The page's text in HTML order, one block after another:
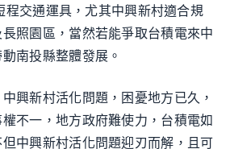
程交通運具，尤其中興新村適合規
照園區，當然若能爭取台積電來中
南投縣整體發展。
興新村活化問題，困憂地方已久，
不一，地方政府難使力，台積電如
中興新村活化問題迎刃而解，且可